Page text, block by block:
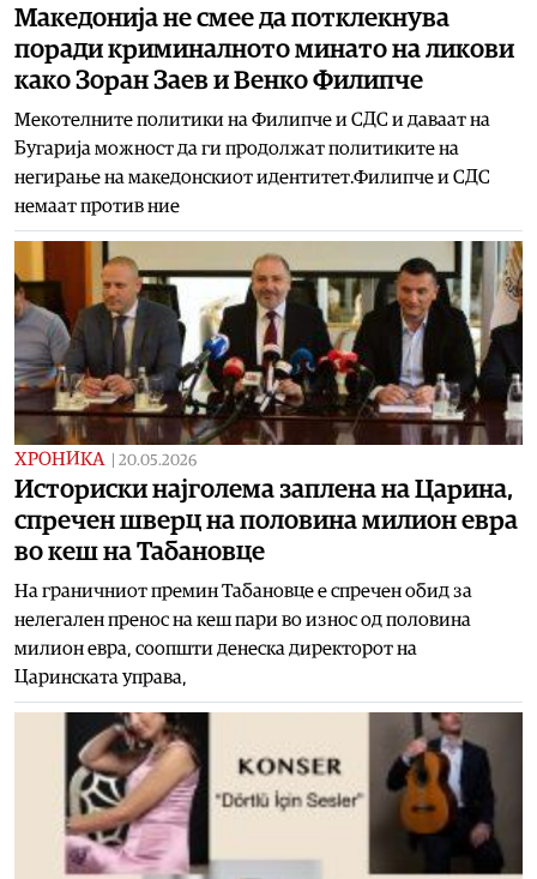
Македонија не смее да потклекнува
поради криминалното минато на ликови
како Зоран Заев и Венко Филипче
Мекотелните политики на Филипче и СДС и даваат на
Бугарија можност да ги продолжат политиките на
негирање на македонскиот идентитет.Филипче и СДС
немаат против ние
ХРОНИКА 20.05.2026
Историски најголема заплена на Царина,
спречен шверц на половина милион евра
во кеш на Табановце
На граничниот премин Табановце е спречен обид за
нелегален пренос на кеш пари во износ од половина
милион евра, соопшти денеска директорот на
Царинската управа,